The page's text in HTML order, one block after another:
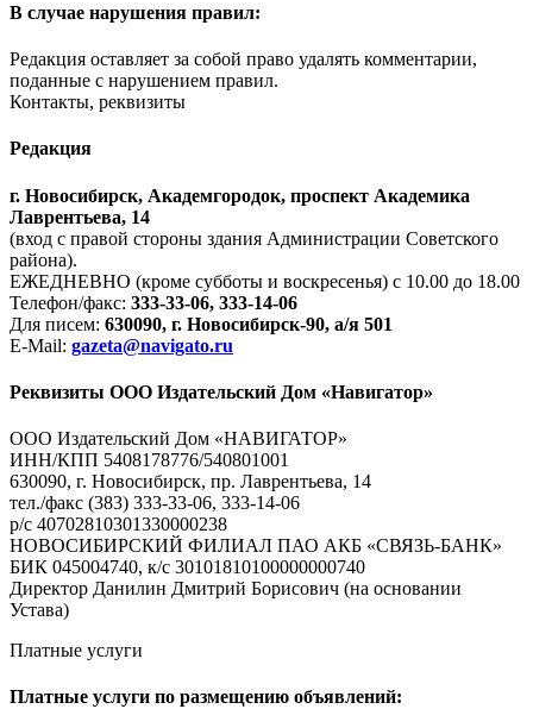
В случае нарушения правил:
Редакция оставляет за собой право удалять комментарии,
поданные с нарушением правил.
Контакты, реквизиты
Редакция
г. Новосибирск, Академгородок, проспект Академика
Лаврентьева, 14
(вход с правой стороны здания Администрации Советского
района).
ЕЖЕДНЕВНО (кроме субботы и воскресенья) с 10.00 до 18.00
Телефон/факс: 333-33-06, 333-14-06
Для писем: 630090, г. Новосибирск-90, а/я 501
E-Mail: gazeta@navigato.ru
Реквизиты ООО Издательский Дом «Навигатор»
ООО Издательский Дом «НАВИГАТОР»
ИНН/КПП 5408178776/540801001
630090, г. Новосибирск, пр. Лаврентьева, 14
тел./факс (383) 333-33-06, 333-14-06
р/с 40702810301330000238
НОВОСИБИРСКИЙ ФИЛИАЛ ПАО АКБ «СВЯЗЬ-БАНК»
БИК 045004740, к/с 30101810100000000740
Директор Данилин Дмитрий Борисович (на основании
Устава)
Платные услуги
Платные услуги по размещению объявлений: